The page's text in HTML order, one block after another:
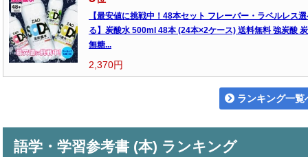
【最安値に挑戦中！48本セット フレーバー・ラベルレス
る】炭酸水 500ml 48本 (24本×2ケース) 送料無料 強炭酸
無糖...
2,370円
ランキング一覧
語学・学習参考書 (本) ランキング